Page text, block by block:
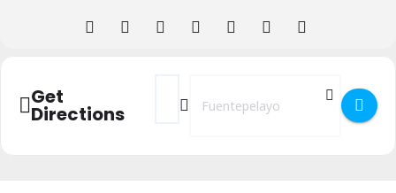
Get
Directions
Address - Encuentro de paloteos -
Destination Address - Encuentro